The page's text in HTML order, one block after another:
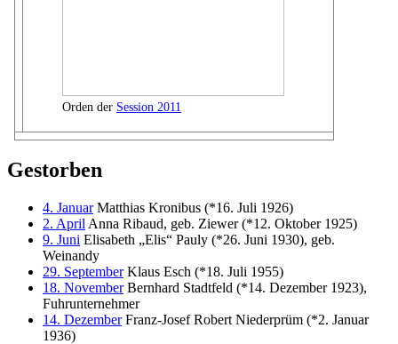
Orden der Session 2011
Gestorben
4. JanuarMatthias Kronibus (*16. Juli 1926)
2. April Anna Ribaud, geb. Ziewer (*12. Oktober 1925)
9. Juni Elisabeth „Elis“ Pauly (*26. Juni 1930), geb.
Weinandy
29. SeptemberKlaus Esch (*18. Juli 1955)
18. NovemberBernhard Stadtfeld (*14. Dezember 1923),
Fuhrunternehmer
14. DezemberFranz-Josef Robert Niederprüm (*2. Januar
1936)